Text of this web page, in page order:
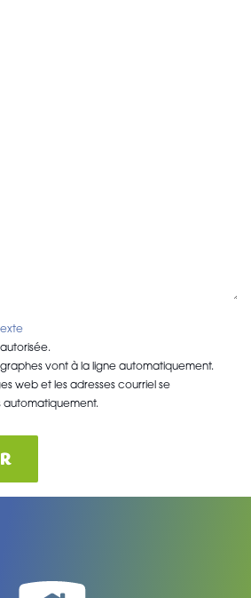
vont à la ligne automatiquement.
web et les adresses courriel se
automatiquement.